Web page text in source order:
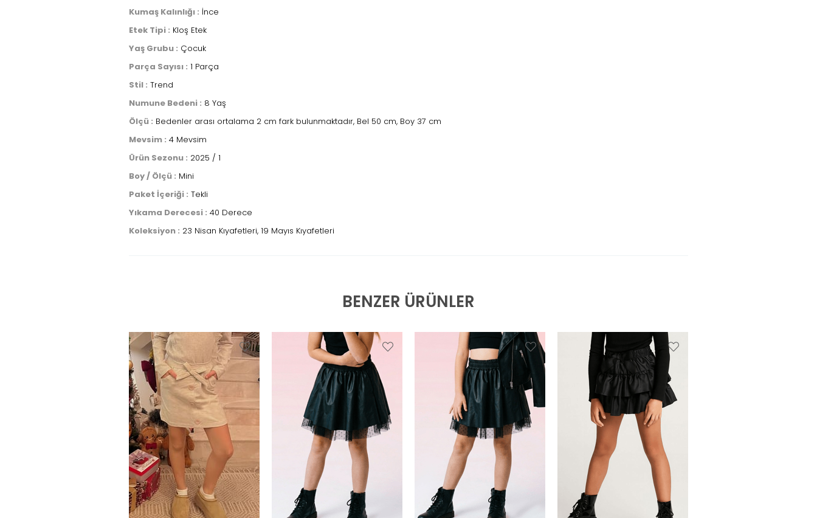
Kumaş Kalınlığı : İnce
Etek Tipi : Kloş Etek
Yaş Grubu : Çocuk
Parça Sayısı : 1 Parça
Stil : Trend
Numune Bedeni : 8 Yaş
Ölçü : Bedenler arası ortalama 2 cm fark bulunmaktadır, Bel 50 cm, Boy 37 cm
Mevsim : 4 Mevsim
Ürün Sezonu : 2025 / 1
Boy / Ölçü : Mini
Paket İçeriği : Tekli
Yıkama Derecesi : 40 Derece
Koleksiyon : 23 Nisan Kıyafetleri, 19 Mayıs Kıyafetleri
BENZER ÜRÜNLER